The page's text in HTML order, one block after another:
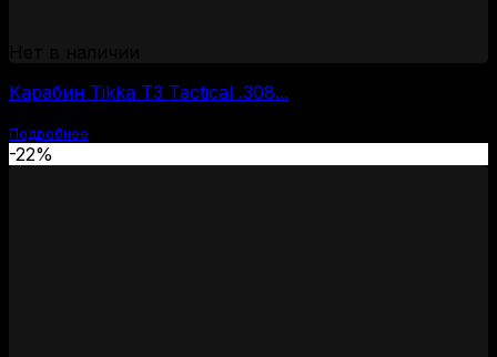
Карабин Tikka T3 Tactical .308...
Подробнее
-22%